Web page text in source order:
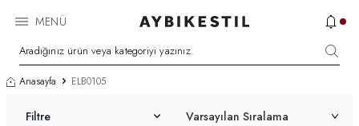
MENÜ
Anasayfa ELB0105
Filtre